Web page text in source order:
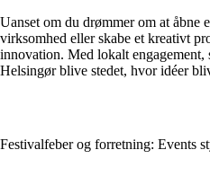
Uanset om du drømmer om at åbne
virksomhed eller skabe et kreativt
innovation. Med lokalt engagement,
Helsingør blive stedet, hvor idéer
Festivalfeber og forretning: Events